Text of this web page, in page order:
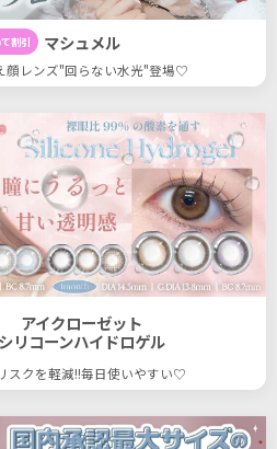
割引 マシュメル
顔レンズ"回らない水光"登場♡
アイクローゼット
シリコーンハイドロゲル
スクを軽減!!毎日使いやすい♡